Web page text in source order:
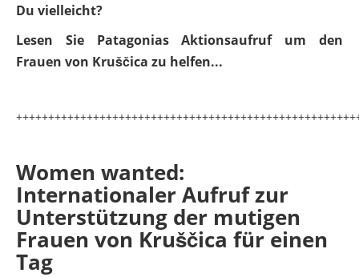
Du vielleicht?
Lesen Sie Patagonias Aktionsaufruf um den
Frauen von Kruščica zu helfen...
Women wanted:
Internationaler Aufruf zur
Unterstützung der mutigen
Frauen von Kruščica für einen
Tag